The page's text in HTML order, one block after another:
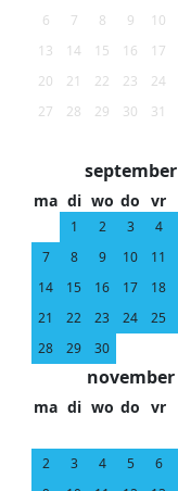
6
7 8 9 10
13
14 15 16 17
20
21 22 23 24
27
28 29 30 31
september
ma di wo do vr
1 2 3 4
7
8 9 10 11
14
15 16 17 18
21
22 23 24 25
28
29 30
november
ma di wo do vr
2
3 4 5 6